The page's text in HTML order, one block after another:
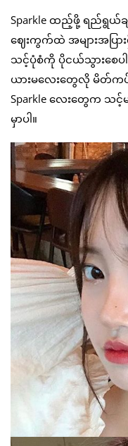
Sparkle ထည့်ဖို့ ရည်ရွ
ဈေးကွက်ထဲ အများအပြ
သင့်ပုံစံကို ပိုငယ်သွားစေပ
ယားမလေးတွေလို မိတ်ကပ်
Sparkle လေးတွေက သင့်
မှာပါ။